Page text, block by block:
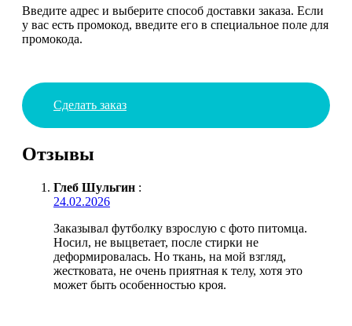
Введите адрес и выберите способ доставки заказа. Если
у вас есть промокод, введите его в специальное поле для
промокода.
Сделать заказ
Отзывы
Глеб Шульгин :
24.02.2026
Заказывал футболку взрослую с фото питомца.
Носил, не выцветает, после стирки не
деформировалась. Но ткань, на мой взгляд,
жестковата, не очень приятная к телу, хотя это
может быть особенностью кроя.